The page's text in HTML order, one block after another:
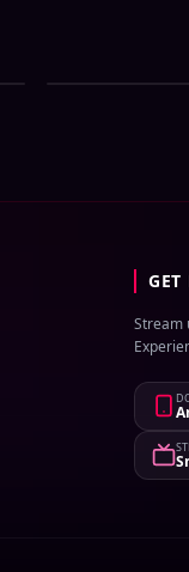
2026 Zip
GET
Stream